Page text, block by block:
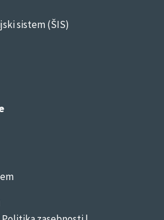
sistem (ŠIS)